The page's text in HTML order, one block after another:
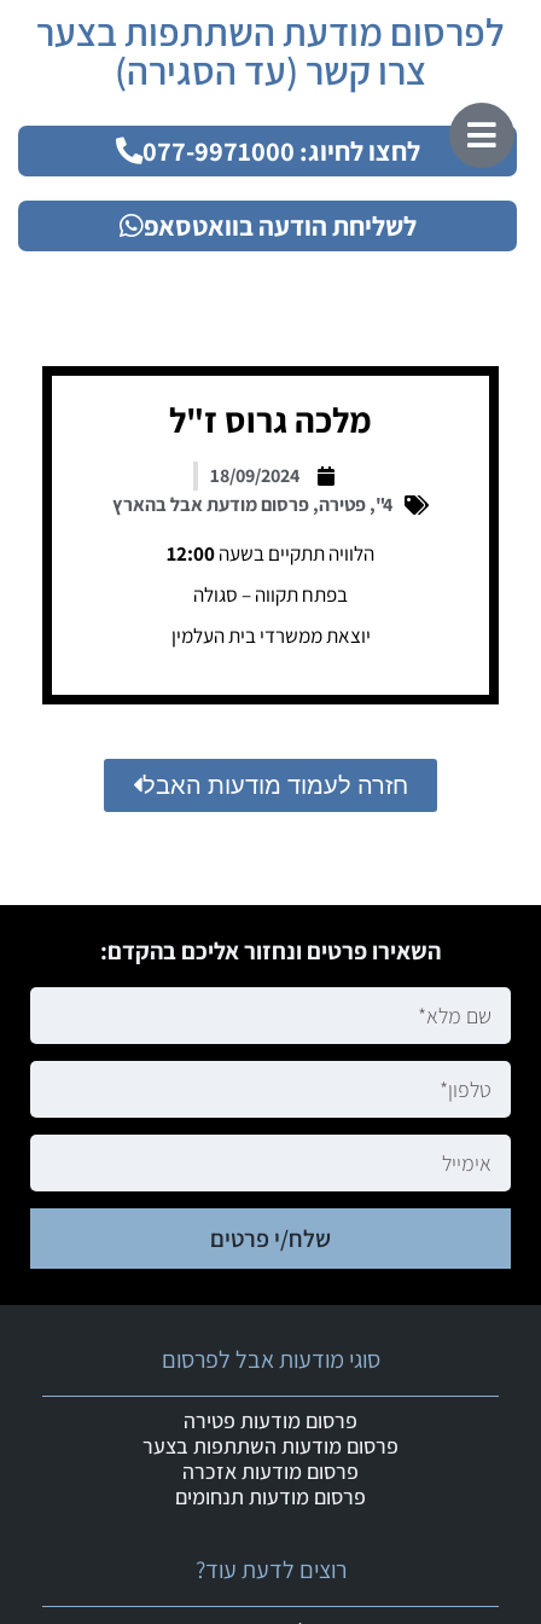
לפרסום מודעת השתתפות בצער
צרו קשר (עד הסגירה)
לחצו לחיוג: 077-9971000
לשליחת הודעה בוואטסאפ
מלכה גרוס ז"ל
18/09/2024
4"
,פטירה,פרסום מודעת אבל בהארץ
הלוויה תתקיים בשעה12:00
בפתח תקווה – סגולה
יוצאת ממשרדי בית העלמין
חזרה לעמוד מודעות האבל
השאירו פרטים ונחזור אליכם בהקדם:
שלח/י פרטים
רוצים לדעת עוד?
סוגי מודעות אבל לפרסום
פרסום מודעות פטירה
פרסום מודעות השתתפות בצער
פרסום מודעות אזכרה
פרסום מודעות תנחומים